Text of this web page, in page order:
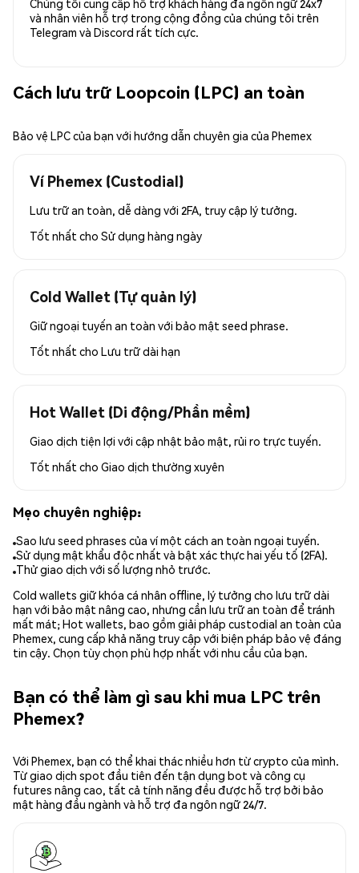
Chúng tôi cung cấp hỗ trợ khách hàng đa ngôn ngữ 24x7
và nhân viên hỗ trợ trong cộng đồng của chúng tôi trên
Telegram và Discord rất tích cực.
Cách lưu trữ Loopcoin (LPC) an toàn
Bảo vệ LPC của bạn với hướng dẫn chuyên gia của Phemex
Ví Phemex (Custodial)
Lưu trữ an toàn, dễ dàng với 2FA, truy cập lý tưởng.
Tốt nhất cho Sử dụng hàng ngày
Cold Wallet (Tự quản lý)
Giữ ngoại tuyến an toàn với bảo mật seed phrase.
Tốt nhất cho Lưu trữ dài hạn
Hot Wallet (Di động/Phần mềm)
Giao dịch tiện lợi với cập nhật bảo mật, rủi ro trực tuyến.
Tốt nhất cho Giao dịch thường xuyên
Mẹo chuyên nghiệp:
Sao lưu seed phrases của ví một cách an toàn ngoại tuyến.
Sử dụng mật khẩu độc nhất và bật xác thực hai yếu tố (2FA).
Thử giao dịch với số lượng nhỏ trước.
Cold wallets giữ khóa cá nhân offline, lý tưởng cho lưu trữ dài
hạn với bảo mật nâng cao, nhưng cần lưu trữ an toàn để tránh
mất mát; Hot wallets, bao gồm giải pháp custodial an toàn của
Phemex, cung cấp khả năng truy cập với biện pháp bảo vệ đáng
tin cậy. Chọn tùy chọn phù hợp nhất với nhu cầu của bạn.
Bạn có thể làm gì sau khi mua LPC trên
Phemex?
Với Phemex, bạn có thể khai thác nhiều hơn từ crypto của mình.
Từ giao dịch spot đầu tiên đến tận dụng bot và công cụ
futures nâng cao, tất cả tính năng đều được hỗ trợ bởi bảo
mật hàng đầu ngành và hỗ trợ đa ngôn ngữ 24/7.